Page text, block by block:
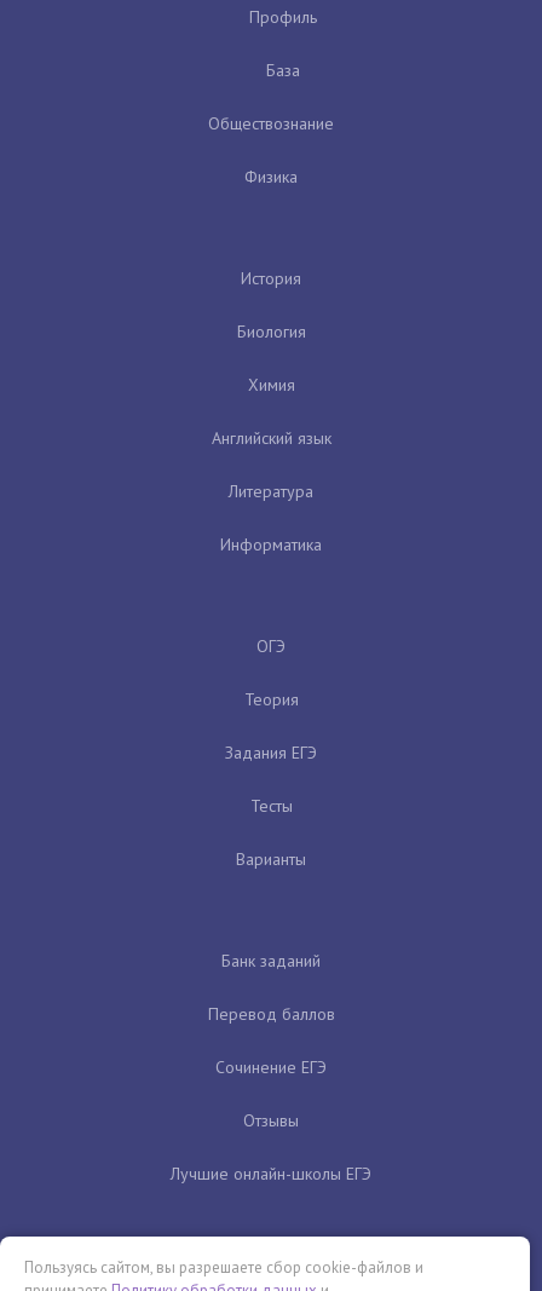
Профиль
База
Обществознание
Физика
История
Биология
Химия
Английский язык
Литература
Информатика
ОГЭ
Теория
Задания ЕГЭ
Тесты
Варианты
Банк заданий
Перевод баллов
Сочинение ЕГЭ
Отзывы
Лучшие онлайн-школы ЕГЭ
Пользуясь сайтом, вы разрешаете сбор cookie-файлов и